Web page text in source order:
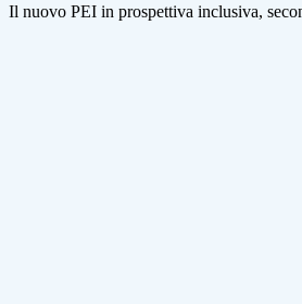
Il nuovo PEI in prospettiva inclusiva,